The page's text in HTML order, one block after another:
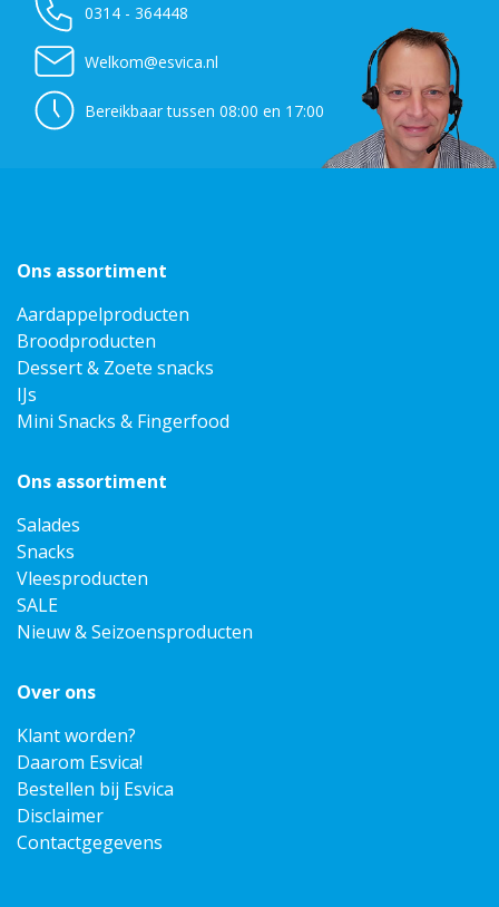
0314 - 364448
Welkom@esvica.nl
Bereikbaar tussen 08:00 en 17:00
Ons assortiment
Aardappelproducten
Broodproducten
Dessert & Zoete snacks
IJs
Mini Snacks & Fingerfood
Ons assortiment
Salades
Snacks
Vleesproducten
SALE
Nieuw & Seizoensproducten
Over ons
Klant worden?
Daarom Esvica!
Bestellen bij Esvica
Disclaimer
Contactgegevens